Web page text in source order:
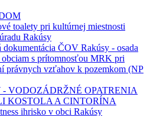
toalety pri kultúrnej miestnosti
Rakúsy
dokumentácia ČOV Rakúsy - osada
obciam s prítomnosťou MRK pri
právnych vzťahov k pozemkom (NP
VODOZÁDRŽNÉ OPATRENIA
KOSTOLA A CINTORÍNA
ihrisko v obci Rakúsy